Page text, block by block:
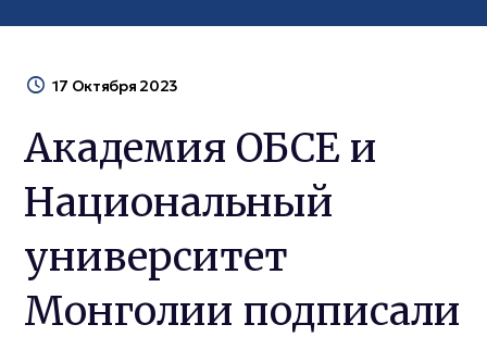
17 Октября 2023
Академия ОБСЕ и
Национальный
университет
Монголии подписали